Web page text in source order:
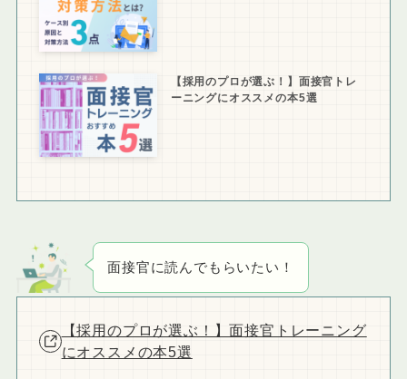
【採用のプロが選ぶ！】面接官トレ
ーニングにオススメの本5選
面接官に読んでもらいたい！
【採用のプロが選ぶ！】面接官トレーニング
にオススメの本5選